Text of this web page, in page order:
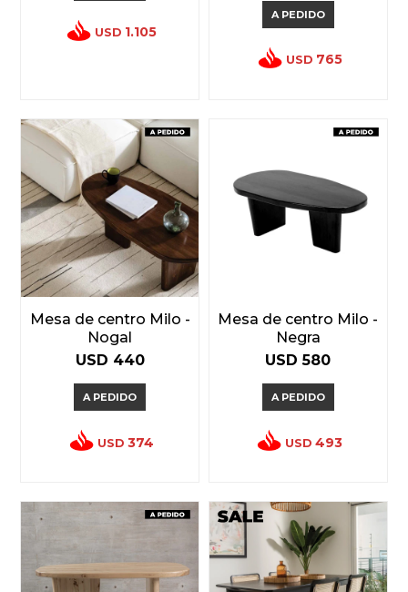
USD 1.105
A PEDIDO
USD 765
Mesa de centro Milo -
Nogal
USD 440
A PEDIDO
USD 374
Mesa de centro Milo -
Negra
USD 580
A PEDIDO
USD 493